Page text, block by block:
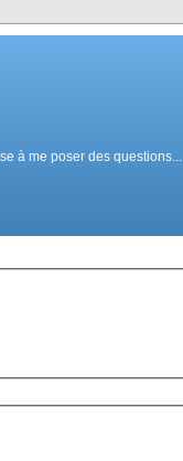
à me poser des questions...